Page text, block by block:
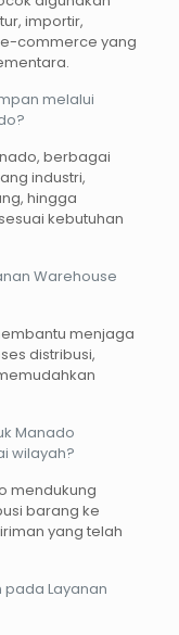
importir,
e-commerce yang
melalui
berbagai
industri,
hingga
kebutuhan
Warehouse
menjaga
distribusi,
Manado
wilayah?
mendukung
barang ke
yang telah
Layanan